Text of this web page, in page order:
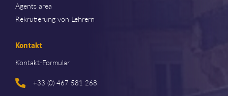
Agents area
Rekrutierung von Lehrern
Kontakt
Kontakt-Formular
+33 (0) 467 581 268